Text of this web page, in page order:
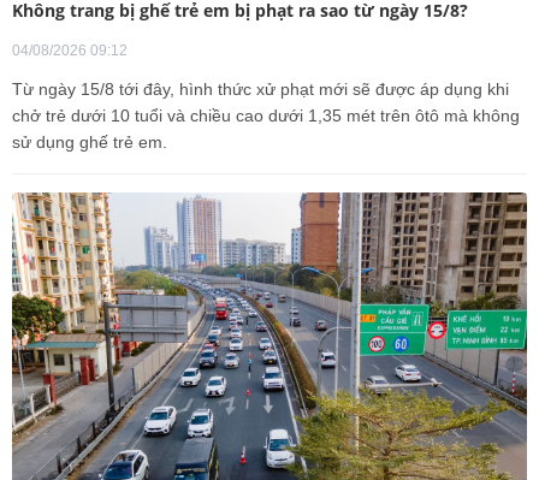
Không trang bị ghế trẻ em bị phạt ra sao từ ngày 15/8?
04/08/2026 09:12
Từ ngày 15/8 tới đây, hình thức xử phạt mới sẽ được áp dụng khi
chở trẻ dưới 10 tuổi và chiều cao dưới 1,35 mét trên ôtô mà không
sử dụng ghế trẻ em.